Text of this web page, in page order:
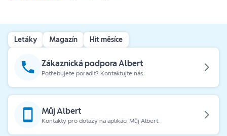
Letáky Magazín Hit měsíce
Zákaznická podpora Albert
Potřebujete poradit? Kontaktujte nás.
Můj Albert
Kontakty pro dotazy na aplikaci Můj Albert.